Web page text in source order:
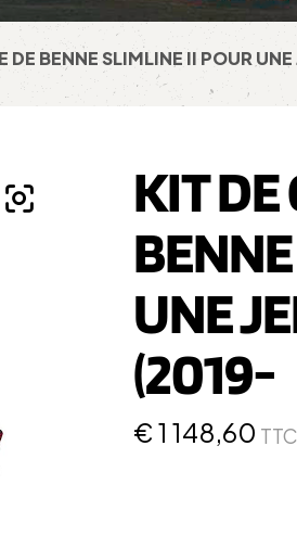
DE BENNE SLIMLINE II POUR
KIT DE
UNE
(2019-
€ 1 148,60 TTC